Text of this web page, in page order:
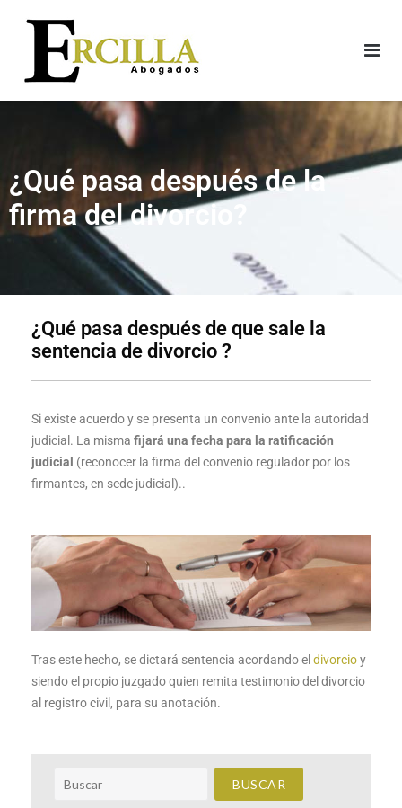
¿Qué pasa después de la
firma del divorcio?​
¿Qué pasa después de que sale la
sentencia de divorcio ?
Si existe acuerdo y se presenta un convenio ante la autoridad
judicial. La misma fijará una fecha para la ratificación
judicial (reconocer la firma del convenio regulador por los
firmantes, en sede judicial)..
Tras este hecho, se dictará sentencia acordando el divorcioy
siendo el propio juzgado quien remita testimonio del divorcio
al registro civil, para su anotación.